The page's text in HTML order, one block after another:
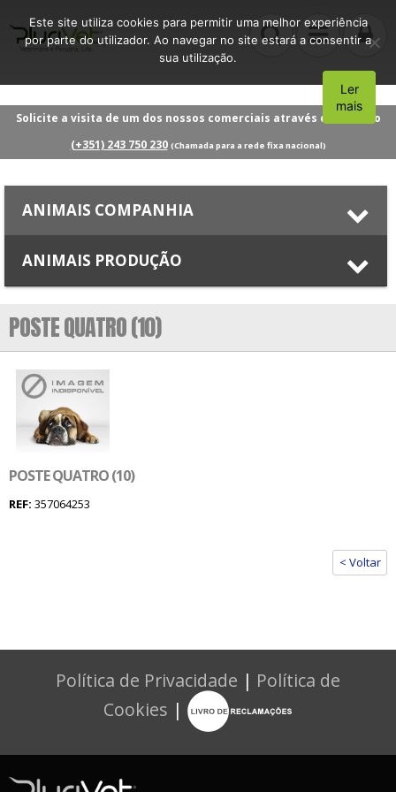
Solicite a visita de um dos nossos comerciais através do número
(+351) 243 750 230 (Chamada para a rede fixa nacional)
ANIMAIS COMPANHIA
ANIMAIS PRODUÇÃO
POSTE QUATRO (10)
POSTE QUATRO (10)
REF: 357064253
< Voltar
Política de Privacidade | Política de
Cookies |
Este site utiliza cookies para permitir uma melhor experiência
por parte do utilizador. Ao navegar no site estará a consentir a
sua utilização.
Aceito
Ler
mais